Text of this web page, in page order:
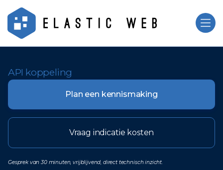
API koppeling
Plan een kennismaking
Vraag indicatie kosten
Gesprek van 30 minuten, vrijblijvend, direct technisch inzicht.